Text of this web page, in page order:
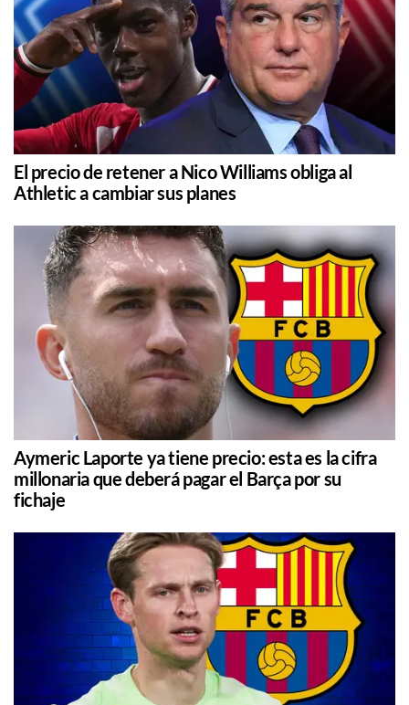
El precio de retener a Nico Williams obliga al
Athletic a cambiar sus planes
Aymeric Laporte ya tiene precio: esta es la cifra
millonaria que deberá pagar el Barça por su
fichaje